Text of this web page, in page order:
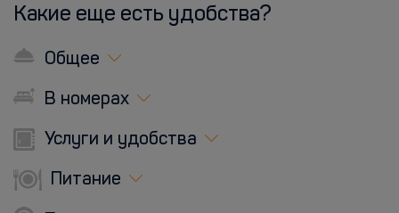
Какие еще есть удобства?
Общее
В номерах
Услуги и удобства
Питание